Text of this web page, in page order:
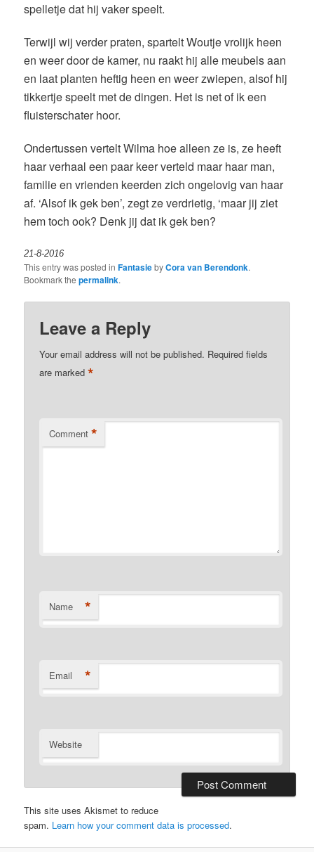
spelletje dat hij vaker speelt.
Terwijl wij verder praten, spartelt Woutje vrolijk heen
en weer door de kamer, nu raakt hij alle meubels aan
en laat planten heftig heen en weer zwiepen, alsof hij
tikkertje speelt met de dingen. Het is net of ik een
fluisterschater hoor.
Ondertussen vertelt Wilma hoe alleen ze is, ze heeft
haar verhaal een paar keer verteld maar haar man,
familie en vrienden keerden zich ongelovig van haar
af. ‘Alsof ik gek ben’, zegt ze verdrietig, ‘maar jij ziet
hem toch ook? Denk jij dat ik gek ben?
21-8-2016
This entry was posted inFantasiebyCora van Berendonk.
Bookmark thepermalink.
Leave a Reply
Your email address will not be published. Required fields
are marked*
Comment *
Name *
Email *
Website
This site uses Akismet to reduce
spam. Learn how your comment data is processed.